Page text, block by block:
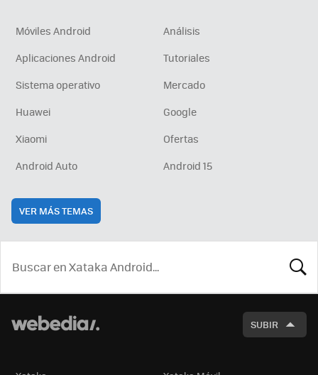
Móviles Android
Análisis
Aplicaciones Android
Tutoriales
Sistema operativo
Mercado
Huawei
Google
Xiaomi
Ofertas
Android Auto
Android 15
VER MÁS TEMAS
SUBIR